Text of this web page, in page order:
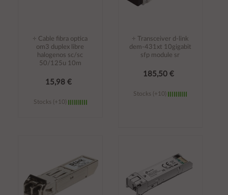
÷ Cable fibra optica
om3 duplex libre
halogenos sc/sc
50/125u 10m
15,98 €
Stocks (+10)
÷ Transceiver d-link
dem-431xt 10gigabit
sfp module sr
185,50 €
Stocks (+10)